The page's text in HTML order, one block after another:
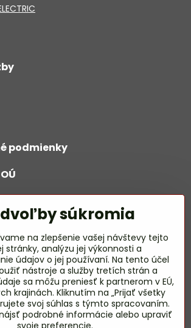
podmienky
späť
súkromia
na zlepšenie vašej návštevy tejto
stránky, analýzu jej výkonnosti a
údajov o jej používaní. Na tento účel
nástroje a služby tretích strán a
sa môžu preniesť k partnerom v EÚ,
krajinách. Kliknutím na „Prijať všetky
svoj súhlas s týmto spracovaním.
podrobné informácie alebo upraviť
svoje preferencie.